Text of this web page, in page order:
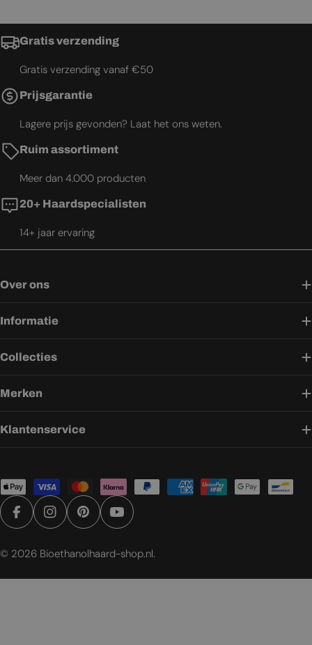
Gratis verzending
Gratis verzending vanaf €50
Prijsgarantie
Lagere prijs gevonden? Laat het ons weten.
Ruim assortiment
Meer dan 4.000 producten
20+ Haardspecialisten
14+ jaar ervaring
Over ons
Informatie
Collecties
Merken
Klantenservice
Betaalmethoden
FacebookInstagramPinterestYouTube
© 2026 Bioethanolhaard-shop.nl.